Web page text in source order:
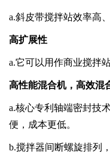
a.斜皮带搅拌站效率高
高扩展性
a.它可以用作商业搅拌
高性能混合机，高效混
a.核心专利轴端密封技
便，成本更低。
b.搅拌器间断螺旋排列